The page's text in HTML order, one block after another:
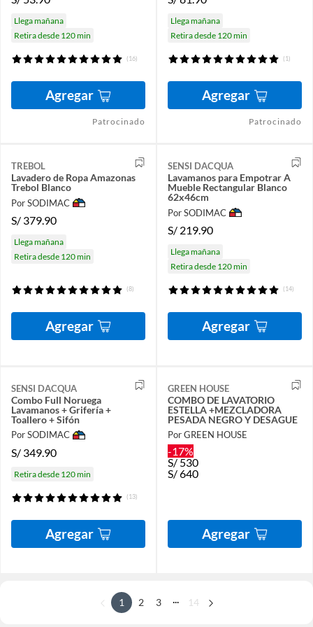
Llega mañana
Retira desde 120 min
(16)
Agregar
Patrocinado
Llega mañana
Retira desde 120 min
(1)
Agregar
Patrocinado
TREBOL
Lavadero de Ropa Amazonas
Trebol Blanco
Por SODIMAC
S/ 379.90
Llega mañana
Retira desde 120 min
(8)
Agregar
SENSI DACQUA
Lavamanos para Empotrar A
Mueble Rectangular Blanco
62x46cm
Por SODIMAC
S/ 219.90
Llega mañana
Retira desde 120 min
(14)
Agregar
SENSI DACQUA
Combo Full Noruega
Lavamanos + Grifería +
Toallero + Sifón
Por SODIMAC
S/ 349.90
Retira desde 120 min
(13)
Agregar
GREEN HOUSE
COMBO DE LAVATORIO
ESTELLA +MEZCLADORA
PESADA NEGRO Y DESAGUE
Por GREEN HOUSE
-17%
S/530
S/640
Agregar
1 2 3 ... 14